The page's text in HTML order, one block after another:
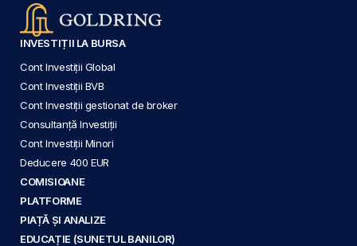
INVESTIȚII LA BURSA
Cont Investiții Global
Cont Investiții BVB
Cont Investiții gestionat de broker
Consultanță Investiții
Cont Investiții Minori
Deducere 400 EUR
COMISIOANE
PLATFORME
PIAȚĂ ȘI ANALIZE
EDUCAȚIE (SUNETUL BANILOR)